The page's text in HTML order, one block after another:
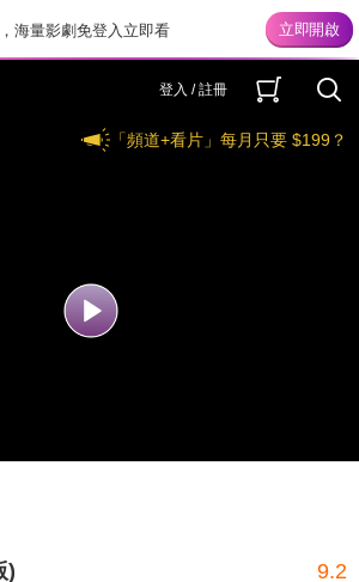
海量影劇免登入立即看
登入 / 註冊
「頻道+看片」每月只要 $199？
) 9.2